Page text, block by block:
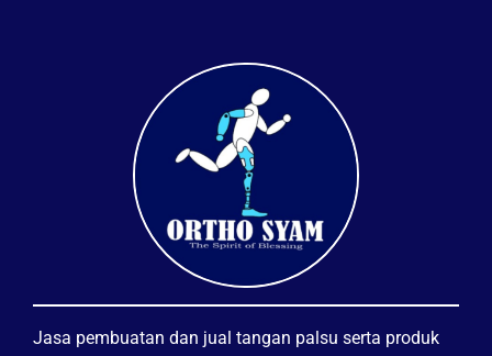
Jasa pembuatan dan jual tangan palsu serta produk